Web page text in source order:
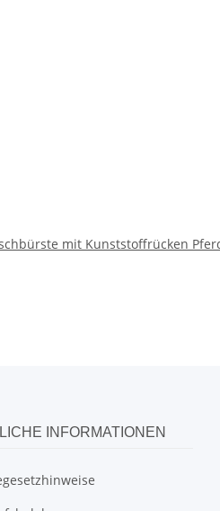
mit Kunststoffrücken
INFORMATIONEN